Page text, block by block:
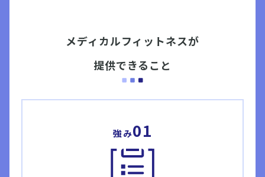
メディカルフィットネスが
提供できること
強み01